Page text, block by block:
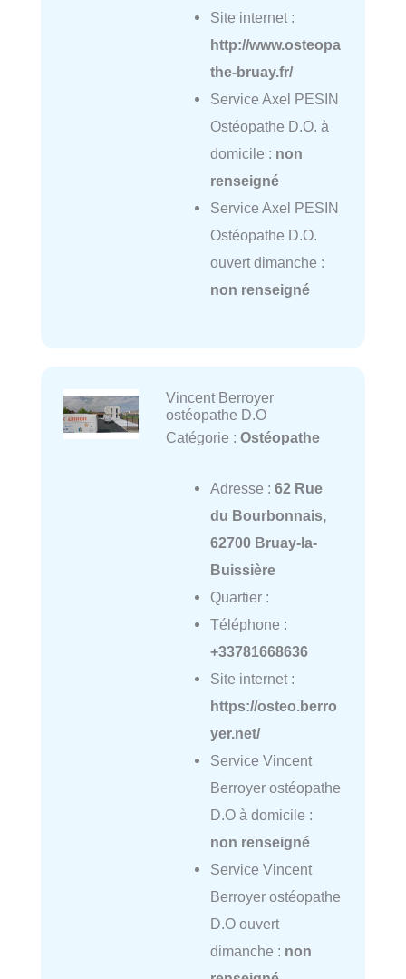
Site internet :
http://www.osteopa
the-bruay.fr/
Service Axel PESIN
Ostéopathe D.O. à
domicile : non
renseigné
Service Axel PESIN
Ostéopathe D.O.
ouvert dimanche :
non renseigné
Vincent Berroyer
ostéopathe D.O
Catégorie : Ostéopathe
Adresse : 62 Rue
du Bourbonnais,
62700 Bruay-la-
Buissière
Quartier :
Téléphone :
+33781668636
Site internet :
https://osteo.berro
yer.net/
Service Vincent
Berroyer ostéopathe
D.O à domicile :
non renseigné
Service Vincent
Berroyer ostéopathe
D.O ouvert
dimanche : non